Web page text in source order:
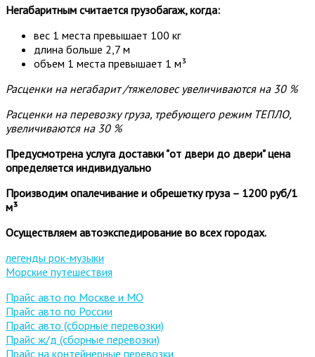
Негабаритным считается грузобагаж, когда:
вес 1 места превышает 100 кг
длина больше 2,7 м
объем 1 места превышает 1 м³
Расценки на негабарит /тяжеловес увеличиваются на 30 %
Расценки на перевозку груза, требующего режим ТЕПЛО,
увеличиваются на 30 %
Предусмотрена услуга доставки "от двери до двери" цена
определяется индивидуально
Производим опалечивание и обрешетку груза – 1200 руб/1
м³
Осуществляем автоэкспедирование во всех городах.
легенды рок-музыки
Морские путешествия
Прайс авто по Москве и МО
Прайс авто по России
Прайс авто (сборные перевозки)
Прайс ж/д (сборные перевозки)
Прайс на контейнерные перевозки